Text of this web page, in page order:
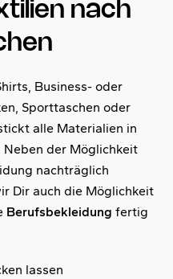
nach
Business- oder
Sporttaschen oder
alle Materialien in
der Möglichkeit
nachträglich
Dir auch die Möglichkeit
Berufsbekleidung fertig
lassen